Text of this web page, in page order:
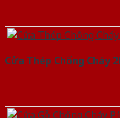
Cửa Thép Chống Cháy